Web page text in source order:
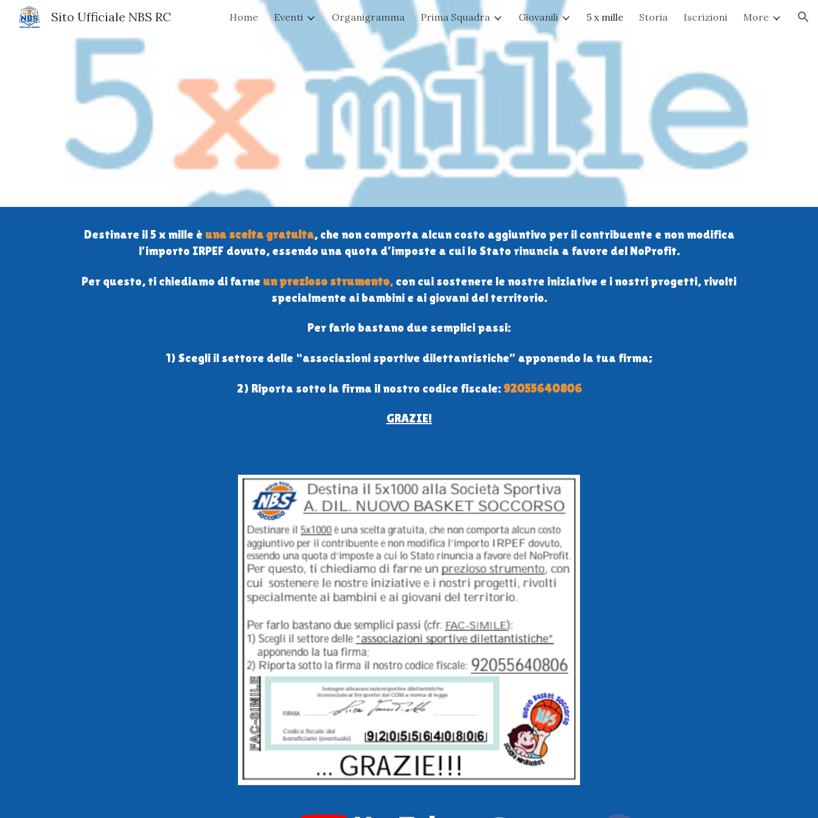
Skip to main content Skip to navigation
Sito Ufficiale NBS RC Home Eventi Organigramma Prima Squadra Giovanili 5 x mille Storia Iscrizioni More
Destinare il 5 x mille è una scelta gratuita, che non comporta alcun costo aggiuntivo per il contribuente e non modifica
l’importo IRPEF dovuto, essendo una quota d’imposte a cui lo Stato rinuncia a favore del NoProfit.
Per questo, ti chiediamo di farne un prezioso strumento, con cui sostenere le nostre iniziative e i nostri progetti, rivolti
specialmente ai bambini e ai giovani del territorio.
Per farlo bastano due semplici passi:
1) Scegli il settore delle “associazioni sportive dilettantistiche” apponendo la tua firma;
2) Riporta sotto la firma il nostro codice fiscale: 92055640806
GRAZIE!